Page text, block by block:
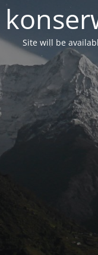
Site will be